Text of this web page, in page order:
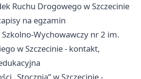
Ruchu Drogowego w Szczecinie
na egzamin
Wychowawczy nr 2 im.
w Szczecinie - kontakt,